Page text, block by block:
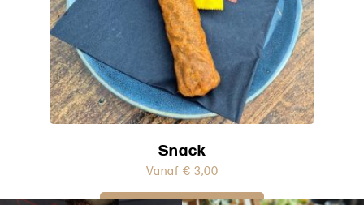
Snack
Vanaf € 3,00